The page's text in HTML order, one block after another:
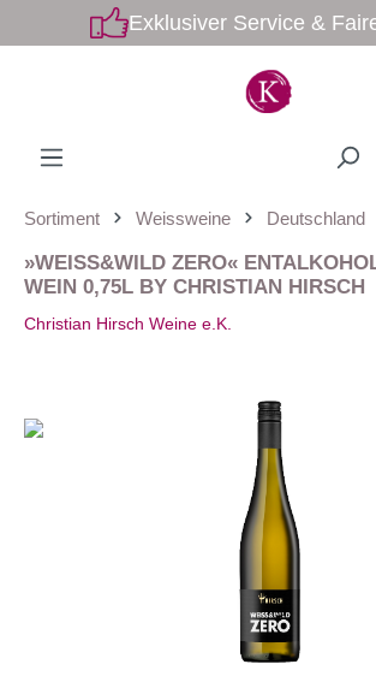
Exklusiver Service &
Sortiment Weissweine Deutschland
»WEISS&WILD ZERO«
WEIN 0,75L BY CHRISTIAN HIRSCH
Christian Hirsch Weine e.K.